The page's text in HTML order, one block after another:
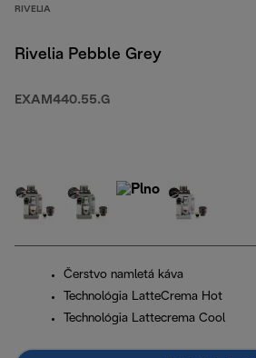
RIVELIA
Rivelia Pebble Grey
EXAM440.55.G
Čerstvo namletá káva
Technológia LatteCrema Hot
Technológia Lattecrema Cool